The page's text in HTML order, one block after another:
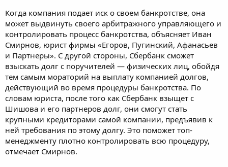
Когда компания подает иск о своем банкротстве, она
может выдвинуть своего арбитражного управляющего и
контролировать процесс банкротства, объясняет Иван
Смирнов, юрист фирмы «Егоров, Пугинский, Афанасьев
и Партнеры». С другой стороны, Сбербанк сможет
взыскать долг с поручителей — физических лиц, обойдя
тем самым мораторий на выплату компанией долгов,
действующий во время процедуры банкротства. По
словам юриста, после того как Сбербанк взыщет с
Шишова и его партнеров долг, они смогут стать
крупными кредиторами самой компании, предъявив к
ней требования по этому долгу. Это поможет топ-
менеджменту плотно контролировать всю процедуру,
отмечает Смирнов.